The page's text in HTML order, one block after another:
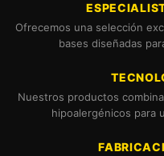
Ofrecemos una selección
bases diseñadas
Nuestros productos
hipoalergénicos para